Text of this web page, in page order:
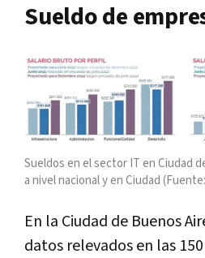
Sueldo de
Sueldos en el sector IT en Ciudad
a nivel nacional y en Ciudad
En la Ciudad de Buenos
datos relevados en las